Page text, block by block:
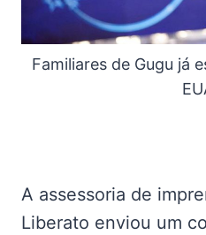
Familiares de Gugu já
A assessoria de
Liberato enviou um